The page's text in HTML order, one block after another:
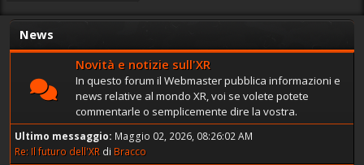
News
Novità e notizie sull'XR
In questo forum il Webmaster pubblica informazioni e
news relative al mondo XR, voi se volete potete
commentarle o semplicemente dire la vostra.
Ultimo messaggio: Maggio 02, 2026, 08:26:02 AM
Re: Il futuro dell'XR di Bracco